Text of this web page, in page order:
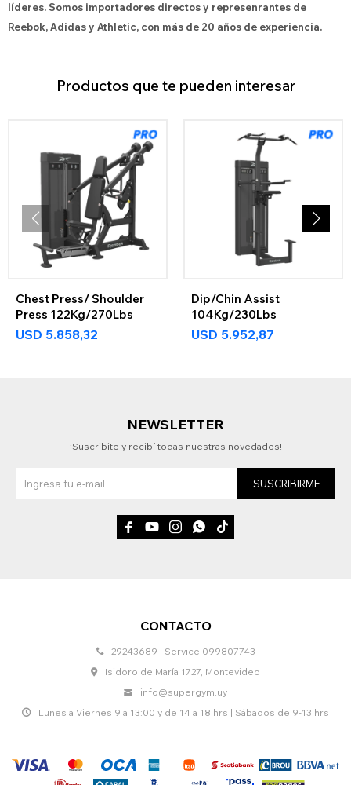
líderes. Somos importadores directos y represenrantes de
Reebok, Adidas y Athletic, con más de 20 años de experiencia.
Productos que te pueden interesar
Chest Press/ Shoulder
Press 122Kg/270Lbs
USD 5.858,32
Dip/Chin Assist
104Kg/230Lbs
USD 5.952,87
CONTACTO
29243689 | Service 099807743
Isidoro de María 1727, Montevideo
info@supergym.uy
Lunes a Viernes 9 a 13:00 y de 14 a 18 hrs | Sábados de 9-13 hrs
NEWSLETTER
¡Suscribite y recibí todas nuestras novedades!
SUSCRIBIRME
    